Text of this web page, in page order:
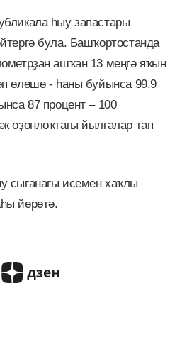
һыу запастары
була. Башҡортостанда
ашҡан 13 меңгә яҡын
өлөшө - һаны буйынса 99,9
87 процент – 100
оҙонлоҡтағы йылғалар тап
сығанағы исемен хаҡлы
йөрөтә.